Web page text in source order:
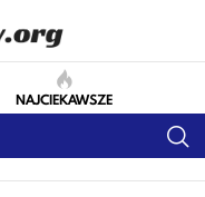
NAJCIEKAWSZE